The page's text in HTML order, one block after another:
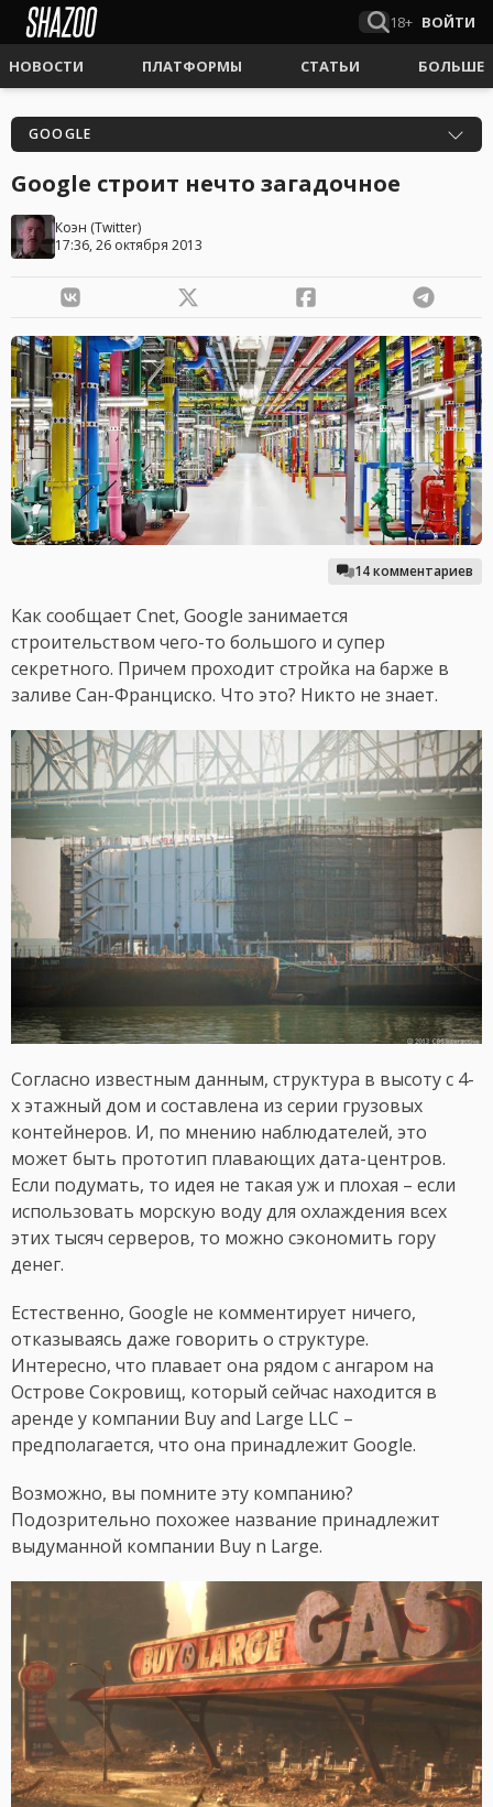
18+ ВОЙТИ
НОВОСТИ ПЛАТФОРМЫ СТАТЬИ БОЛЬШЕ
GOOGLE
Google строит нечто загадочное
Коэн (Twitter)
17:36, 26 октября 2013
14 комментариев
Как сообщает Cnet, Google занимается
строительством чего-то большого и супер
секретного. Причем проходит стройка на барже в
заливе Сан-Франциско. Что это? Никто не знает.
Согласно известным данным, структура в высоту с 4-
х этажный дом и составлена из серии грузовых
контейнеров. И, по мнению наблюдателей, это
может быть прототип плавающих дата-центров.
Если подумать, то идея не такая уж и плохая – если
использовать морскую воду для охлаждения всех
этих тысяч серверов, то можно сэкономить гору
денег.
Естественно, Google не комментирует ничего,
отказываясь даже говорить о структуре.
Интересно, что плавает она рядом с ангаром на
Острове Сокровищ, который сейчас находится в
аренде у компании Buy and Large LLC –
предполагается, что она принадлежит Google.
Возможно, вы помните эту компанию?
Подозрительно похожее название принадлежит
выдуманной компании Buy n Large.